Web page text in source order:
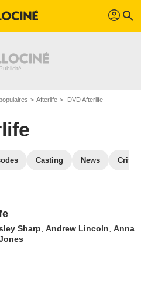
profil search
Afterlife DVD Afterlife
Casting News
Sharp ,Andrew Lincoln ,Anna